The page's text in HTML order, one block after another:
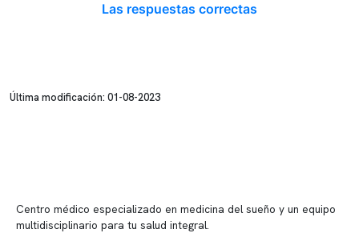
Las respuestas correctas
Última modificación: 01-08-2023
Centro médico especializado en medicina del sueño y un equipo
multidisciplinario para tu salud integral.